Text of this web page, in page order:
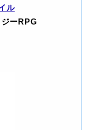
ル
ーRPG